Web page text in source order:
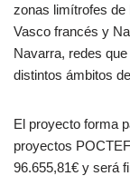
zonas limítrofes de
Vasco francés y
Navarra, redes
distintos ámbitos
El proyecto forma
proyectos
96.655,81€ y será